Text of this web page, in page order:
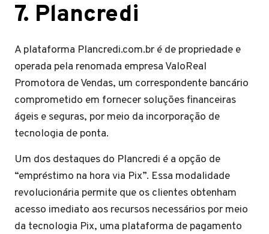
7. Plancredi
A plataforma Plancredi.com.br é de propriedade e
operada pela renomada empresa ValoReal
Promotora de Vendas, um correspondente bancário
comprometido em fornecer soluções financeiras
ágeis e seguras, por meio da incorporação de
tecnologia de ponta.
Um dos destaques do Plancredi é a opção de
“empréstimo na hora via Pix”. Essa modalidade
revolucionária permite que os clientes obtenham
acesso imediato aos recursos necessários por meio
da tecnologia Pix, uma plataforma de pagamento